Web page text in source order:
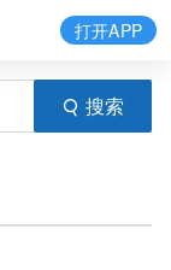
搜索
打开APP